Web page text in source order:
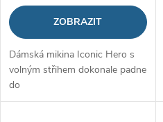
ZOBRAZIT
Dámská mikina Iconic Hero s
volným střihem dokonale padne
do
každého volnočasového šatníku.